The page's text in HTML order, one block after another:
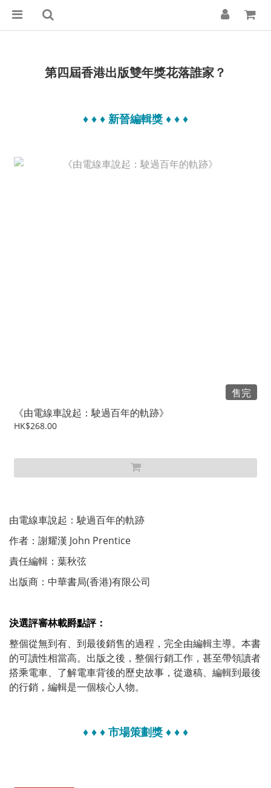
第四屆香港出版雙年獎花落誰家？
♦ ♦ ♦ 新晉編輯獎 ♦ ♦ ♦
售完
《由電線車說起：駛過百年的軌跡》
HK$268.00
由電線車說起：駛過百年的軌跡
作者：謝耀漢 John Prentice
責任編輯：葉秋弦
出版商：中華書局(香港)有限公司
決選評審林載爵點評：
整個從無到有、到最後銷售的過程，完全由編輯主導。本書
的可讀性相當高。出版之後，整個行銷工作，甚至帶領讀者
搭乘電車、了解電車背後的歷史故事，從邀稿、編輯到最後
的行銷，編輯是一個核心人物。
♦ ♦ ♦ 市場策劃獎 ♦ ♦ ♦